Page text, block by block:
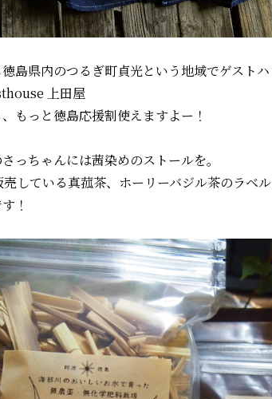
島県内のつるぎ町貞光という地域でゲストハ
上田屋
もっと徳島応援割使えますよー！
っちゃんには茜染めのストールを。
している真菰茶、ホーリーバジル茶のラベ
！